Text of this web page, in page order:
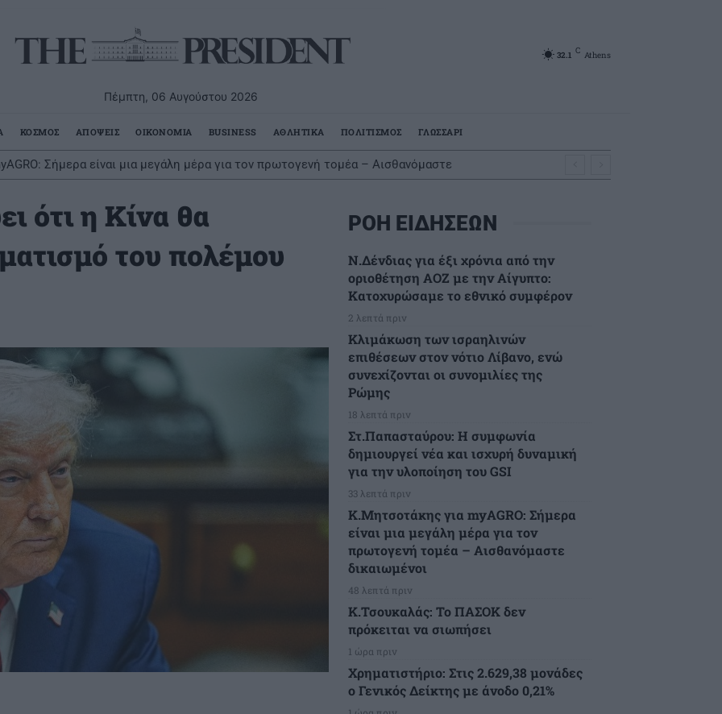
Πέμπτη, 06 Αυγούστου 2026
32.1 C Athens
ΚΟΣΜΟΣ ΑΠΟΨΕΙΣ ΟΙΚΟΝΟΜΙΑ BUSINESS ΑΘΛΗΤΙΚΑ ΠΟΛΙΤΙΣΜΟΣ ΓΛΩΣΣΑΡΙ
Σήμερα είναι μια μεγάλη μέρα για τον πρωτογενή τομέα – Αισθανόμαστε
ότι η Κίνα θα
του πολέμου
ΡΟΗ ΕΙΔΗΣΕΩΝ
Ν.Δένδιας για έξι χρόνια από την
οριοθέτηση ΑΟΖ με την Αίγυπτο:
Κατοχυρώσαμε το εθνικό συμφέρον
2 λεπτά πριν
Κλιμάκωση των ισραηλινών
επιθέσεων στον νότιο Λίβανο, ενώ
συνεχίζονται οι συνομιλίες της
Ρώμης
18 λεπτά πριν
Στ.Παπασταύρου: Η συμφωνία
δημιουργεί νέα και ισχυρή δυναμική
για την υλοποίηση του GSI
33 λεπτά πριν
Κ.Μητσοτάκης για myAGRO: Σήμερα
είναι μια μεγάλη μέρα για τον
πρωτογενή τομέα – Αισθανόμαστε
δικαιωμένοι
48 λεπτά πριν
Κ.Τσουκαλάς: Το ΠΑΣΟΚ δεν
πρόκειται να σιωπήσει
1 ώρα πριν
Χρηματιστήριο: Στις 2.629,38 μονάδες
ο Γενικός Δείκτης με άνοδο 0,21%